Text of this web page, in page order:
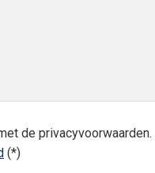
de privacyvoorwaarden.
(*)